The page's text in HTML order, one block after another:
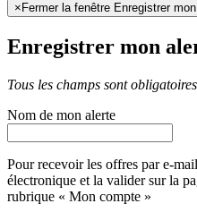
× Fermer la fenêtre Enregistrer
Enregistrer mon
Tous les champs sont obligatoires
Nom de mon alerte
Pour recevoir les offres par e-
électronique et la valider sur la
rubrique « Mon compte »